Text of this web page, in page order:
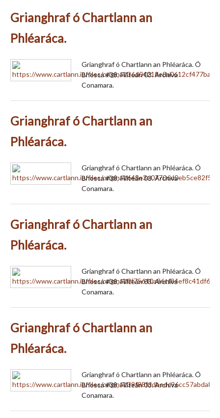
Grianghraf ó Chartlann an
Phléaráca.
Grianghraf ó Chartlann an Phléaráca. Ó
Bhosca #38, Fillteán 03. Archiva
Conamara.
Grianghraf ó Chartlann an
Phléaráca.
Grianghraf ó Chartlann an Phléaráca. Ó
Bhosca #38, Fillteán 03. Archiva
Conamara.
Grianghraf ó Chartlann an
Phléaráca.
Grianghraf ó Chartlann an Phléaráca. Ó
Bhosca #38, Fillteán 03. Archiva
Conamara.
Grianghraf ó Chartlann an
Phléaráca.
Grianghraf ó Chartlann an Phléaráca. Ó
Bhosca #38, Fillteán 03. Archiva
Conamara.